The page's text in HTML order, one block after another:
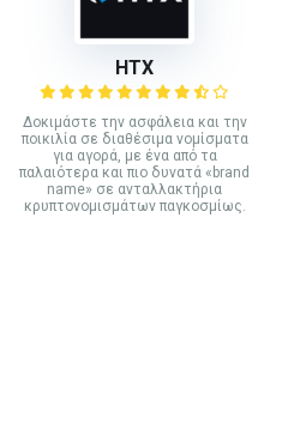
HTX
Δοκιμάστε την ασφάλεια και την
ποικιλία σε διαθέσιμα νομίσματα
για αγορά, με ένα από τα
παλαιότερα και πιο δυνατά «brand
name» σε ανταλλακτήρια
κρυπτονομισμάτων παγκοσμίως.